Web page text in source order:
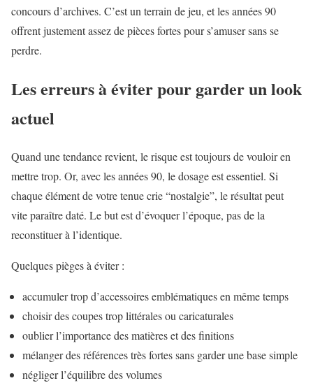
concours d’archives. C’est un terrain de jeu, et les années 90
offrent justement assez de pièces fortes pour s’amuser sans se
perdre.
Les erreurs à éviter pour garder un look
actuel
Quand une tendance revient, le risque est toujours de vouloir en
mettre trop. Or, avec les années 90, le dosage est essentiel. Si
chaque élément de votre tenue crie “nostalgie”, le résultat peut
vite paraître daté. Le but est d’évoquer l’époque, pas de la
reconstituer à l’identique.
Quelques pièges à éviter :
accumuler trop d’accessoires emblématiques en même temps
choisir des coupes trop littérales ou caricaturales
oublier l’importance des matières et des finitions
mélanger des références très fortes sans garder une base simple
négliger l’équilibre des volumes